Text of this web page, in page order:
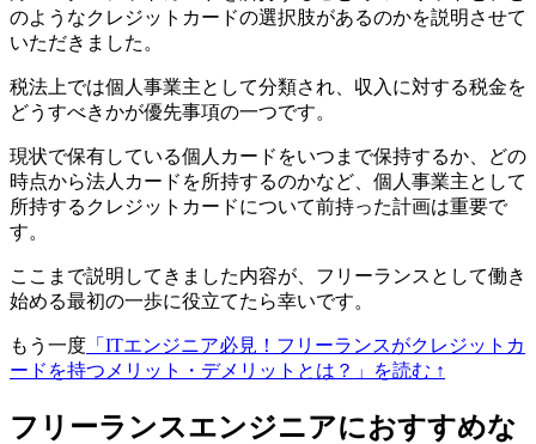
のようなクレジットカードの選択肢があるのかを説明させて
いただきました。
税法上では個人事業主として分類され、収入に対する税金を
どうすべきかが優先事項の一つです。
現状で保有している個人カードをいつまで保持するか、どの
時点から法人カードを所持するのかなど、個人事業主として
所持するクレジットカードについて前持った計画は重要で
す。
ここまで説明してきました内容が、フリーランスとして働き
始める最初の一歩に役立てたら幸いです。
もう一度 「ITエンジニア必見！フリーランスがクレジットカ
ードを持つメリット・デメリットとは？」を読む ↑
フリーランスエンジニアにおすすめな